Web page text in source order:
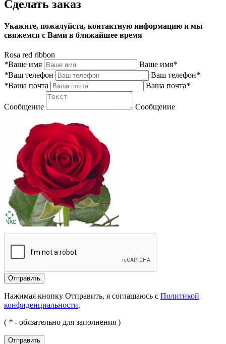
Сделать заказ
Укажите, пожалуйста, контактную информацию и мы
свяжемся с Вами в ближайшее время
Rosa red ribbon
*Ваше имя Ваше имя*
*Ваш телефон Ваш телефон*
*Ваша почта Ваша почта*
Сообщение Сообщение
Отправить
Нажимая кнопку Отправить, я соглашаюсь с Политикой
конфиденциальности.
( * - обязательно для заполнения )
Отправить